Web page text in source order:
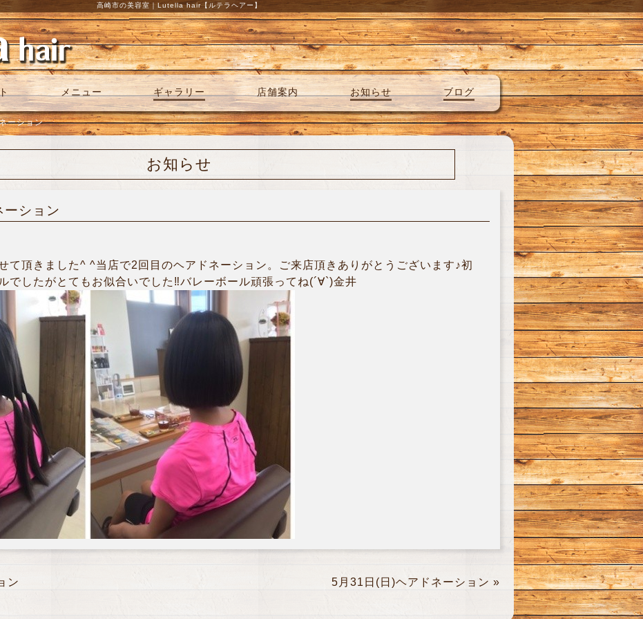
高崎市の美容室｜Lutella hair【ルテラヘアー】
メニュー ギャラリー 店舗案内 お知らせ ブログ
ーション
お知らせ
ション
て頂きました^ ^当店で2回目のヘアドネーション。ご来店頂きありがとうございます♪初
でしたがとてもお似合いでした‼︎バレーボール頑張ってね(´∀`)金井
ン 5月31日(日)ヘアドネーション »